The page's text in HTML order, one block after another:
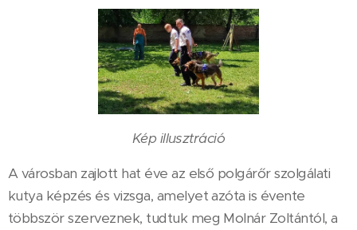
Kép illusztráció
A városban zajlott hat éve az első polgárőr szolgálati
kutya képzés és vizsga, amelyet azóta is évente
többször szerveznek, tudtuk meg Molnár Zoltántól, a